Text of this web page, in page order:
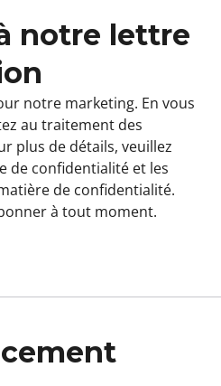
notre lettre
notre marketing. En vous
au traitement des
plus de détails, veuillez
de confidentialité et les
de confidentialité.
à tout moment.